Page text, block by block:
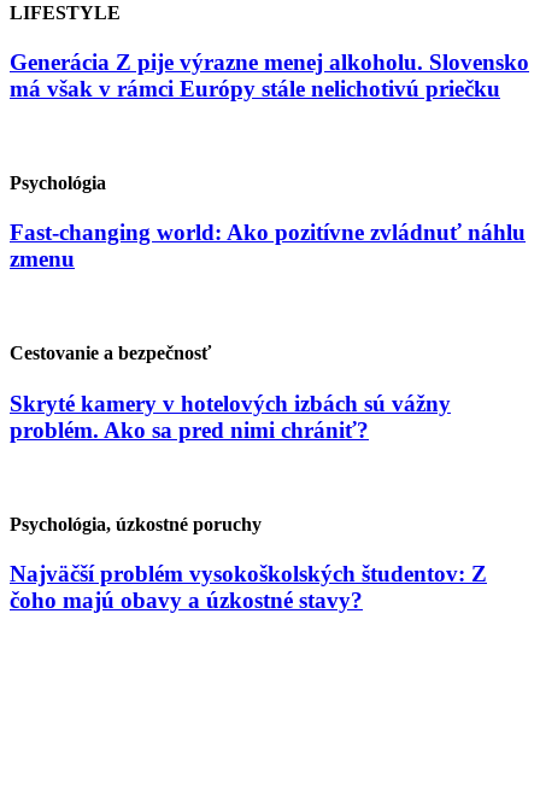
LIFESTYLE
Generácia Z pije výrazne menej alkoholu. Slovensko
má však v rámci Európy stále nelichotivú priečku
Psychológia
Fast-changing world: Ako pozitívne zvládnuť náhlu
zmenu
Cestovanie a bezpečnosť
Skryté kamery v hotelových izbách sú vážny
problém. Ako sa pred nimi chrániť?
Psychológia, úzkostné poruchy
Najväčší problém vysokoškolských študentov: Z
čoho majú obavy a úzkostné stavy?